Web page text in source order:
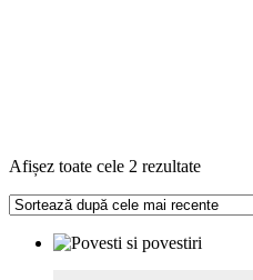
Afișez toate cele 2 rezultateSortat
cele
recente